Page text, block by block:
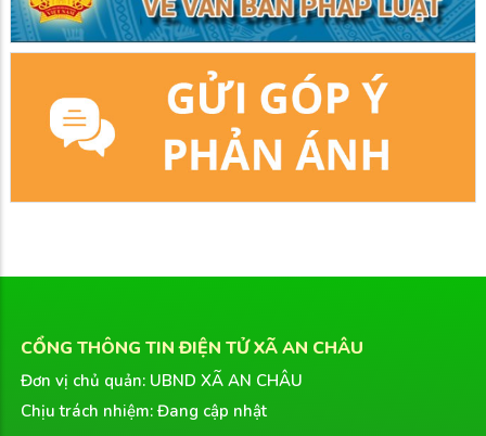
CỔNG THÔNG TIN ĐIỆN TỬ XÃ AN CHÂU
Đơn vị chủ quản: UBND XÃ AN CHÂU
Chịu trách nhiệm: Đang cập nhật